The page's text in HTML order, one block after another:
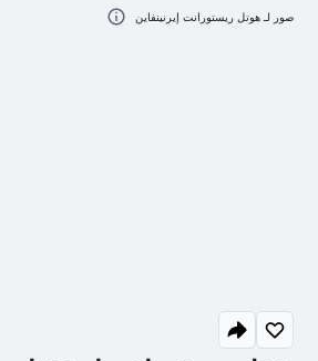
صور لـ هوتل ريستورانت إيرنينفاين